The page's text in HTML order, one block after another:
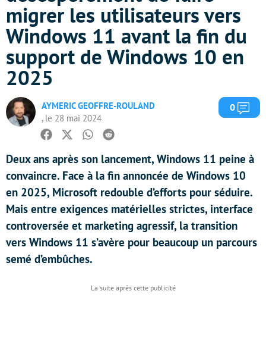
migrer les utilisateurs vers
Windows 11 avant la fin du
support de Windows 10 en
2025
AYMERIC GEOFFRE-ROULAND
, le 28 mai 2024
0
Facebook
TwitterWhatsapp
Reddit
Deux ans après son lancement, Windows 11 peine à
convaincre. Face à la fin annoncée de Windows 10
en 2025, Microsoft redouble d’efforts pour séduire.
Mais entre exigences matérielles strictes, interface
controversée et marketing agressif, la transition
vers Windows 11 s’avère pour beaucoup un parcours
semé d’embûches.